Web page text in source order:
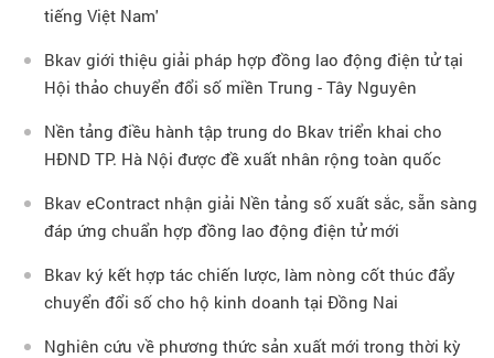
tiếng Việt Nam'
Bkav giới thiệu giải pháp hợp đồng lao động điện tử tại
Hội thảo chuyển đổi số miền Trung - Tây Nguyên
Nền tảng điều hành tập trung do Bkav triển khai cho
HĐND TP. Hà Nội được đề xuất nhân rộng toàn quốc
Bkav eContract nhận giải Nền tảng số xuất sắc, sẵn sàng
đáp ứng chuẩn hợp đồng lao động điện tử mới
Bkav ký kết hợp tác chiến lược, làm nòng cốt thúc đẩy
chuyển đổi số cho hộ kinh doanh tại Đồng Nai
Nghiên cứu về phương thức sản xuất mới trong thời kỳ